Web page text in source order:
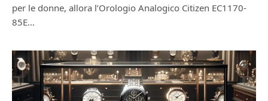
per le donne, allora l’Orologio Analogico Citizen EC1170-
85E…